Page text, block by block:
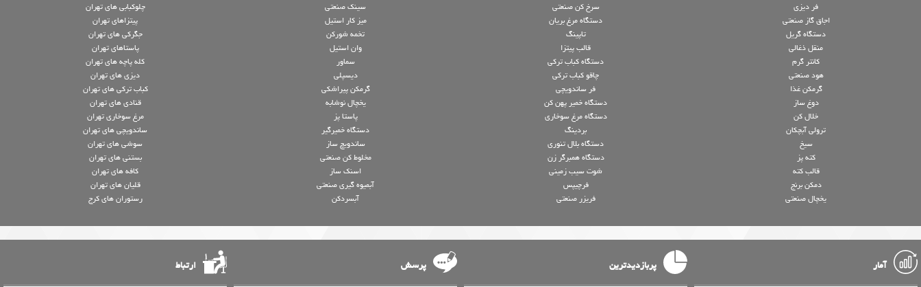
فر دیزی
اجاق گاز صنعتی
دستگاه گریل
منقل ذغالی
کانتر گرم
هود صنعتی
گرمکن غذا
دوغ ساز
خلال کن
ترولی آبچکان
سیخ
کته پز
قالب کته
دمکن برنج
یخچال صنعتی
سرخ کن صنعتی
دستگاه مرغ بریان
تاپینگ
قالب پیتزا
دستگاه کباب ترکی
چاقو کباب ترکی
فر ساندویچی
دستگاه خمیر پهن کن
دستگاه مرغ سوخاری
بردینگ
دستگاه بلال تنوری
دستگاه همبرگر زن
شوت سیب زمینی
فرچیپس
فریزر صنعتی
سینک صنعتی
میز کار استیل
تخمه شورکن
وان استیل
سماور
دیسپلی
گرمکن پیراشکی
یخچال نوشابه
پاستا پز
دستگاه خمیرگیر
ساندویچ ساز
مخلوط کن صنعتی
اسنک ساز
آبمیوه گیری صنعتی
آبسردکن
چلوکبابی های تهران
پیتزاهای تهران
جگرکی های تهران
پاستاهای تهران
کله پاچه های تهران
دیزی های تهران
کباب ترکی های تهران
قنادی های تهران
مرغ سوخاری تهران
ساندویچی های تهران
سوشی های تهران
بستنی های تهران
کافه های تهران
قلیان های تهران
رستوران های کرج
آمار پربازدیدترین پرسش ارتباط